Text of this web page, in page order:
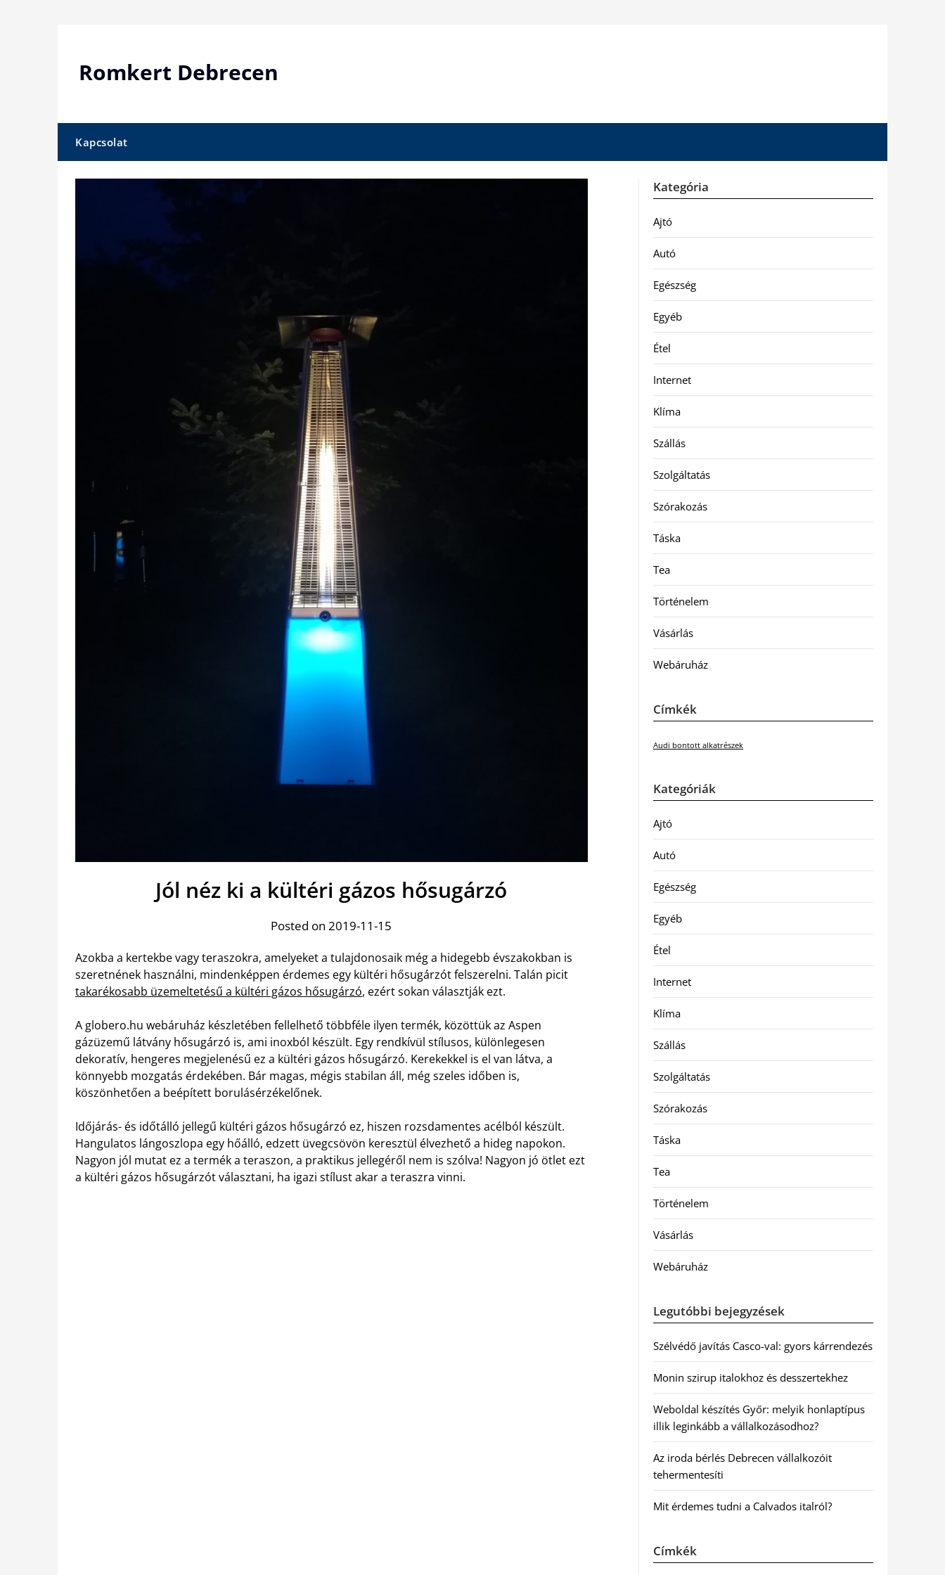
Romkert Debrecen
Kapcsolat
Jól néz ki a kültéri gázos hősugárzó
Posted on 2019-11-15
Azokba a kertekbe vagy teraszokra, amelyeket a tulajdonosaik még a hidegebb évszakokban is
szeretnének használni, mindenképpen érdemes egy kültéri hősugárzót felszerelni. Talán picit
takarékosabb üzemeltetésű a kültéri gázos hősugárzó, ezért sokan választják ezt.
A globero.hu webáruház készletében fellelhető többféle ilyen termék, közöttük az Aspen
gázüzemű látvány hősugárzó is, ami inoxból készült. Egy rendkívül stílusos, különlegesen
dekoratív, hengeres megjelenésű ez a kültéri gázos hősugárzó. Kerekekkel is el van látva, a
könnyebb mozgatás érdekében. Bár magas, mégis stabilan áll, még szeles időben is,
köszönhetően a beépített borulásérzékelőnek.
Időjárás- és időtálló jellegű kültéri gázos hősugárzó ez, hiszen rozsdamentes acélból készült.
Hangulatos lángoszlopa egy hőálló, edzett üvegcsövön keresztül élvezhető a hideg napokon.
Nagyon jól mutat ez a termék a teraszon, a praktikus jellegéről nem is szólva! Nagyon jó ötlet ezt
a kültéri gázos hősugárzót választani, ha igazi stílust akar a teraszra vinni.
Kategória
Ajtó
Autó
Egészség
Egyéb
Étel
Internet
Klíma
Szállás
Szolgáltatás
Szórakozás
Táska
Tea
Történelem
Vásárlás
Webáruház
Címkék
Audi bontott alkatrészek
Kategóriák
Ajtó
Autó
Egészség
Egyéb
Étel
Internet
Klíma
Szállás
Szolgáltatás
Szórakozás
Táska
Tea
Történelem
Vásárlás
Webáruház
Legutóbbi bejegyzések
Szélvédő javítás Casco-val: gyors kárrendezés
Monin szirup italokhoz és desszertekhez
Weboldal készítés Győr: melyik honlaptípus
illik leginkább a vállalkozásodhoz?
Az iroda bérlés Debrecen vállalkozóit
tehermentesíti
Mit érdemes tudni a Calvados italról?
Címkék